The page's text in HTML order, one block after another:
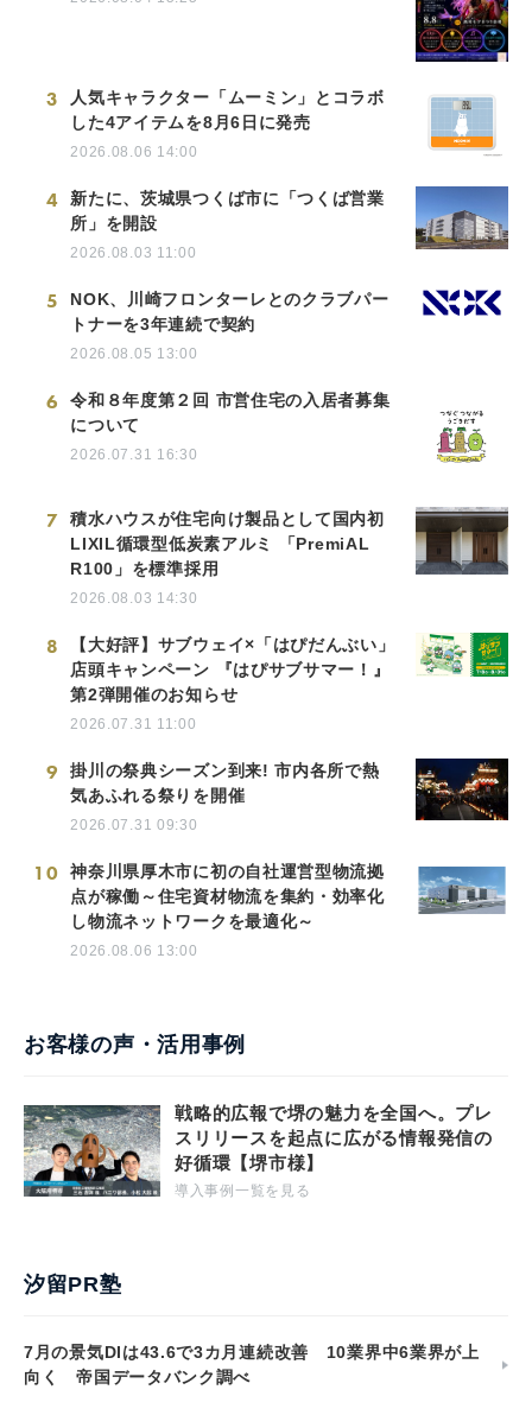
3
人気キャラクター「ムーミン」とコラボ
した4アイテムを8月6日に発売
2026.08.06 14:00
4
新たに、茨城県つくば市に「つくば営業
所」を開設
2026.08.03 11:00
5
NOK、川崎フロンターレとのクラブパー
トナーを3年連続で契約
2026.08.05 13:00
6
令和８年度第２回 市営住宅の入居者募集
について
2026.07.31 16:30
7
積水ハウスが住宅向け製品として国内初
LIXIL循環型低炭素アルミ 「PremiAL
R100」を標準採用
2026.08.03 14:30
8
【大好評】サブウェイ×「はぴだんぶい」
店頭キャンペーン 『はぴサブサマー！』
第2弾開催のお知らせ
2026.07.31 11:00
9
掛川の祭典シーズン到来! 市内各所で熱
気あふれる祭りを開催
2026.07.31 09:30
10
神奈川県厚木市に初の自社運営型物流拠
点が稼働～住宅資材物流を集約・効率化
し物流ネットワークを最適化～
2026.08.06 13:00
お客様の声・活用事例
戦略的広報で堺の魅力を全国へ。プレ
スリリースを起点に広がる情報発信の
好循環【堺市様】
導入事例一覧を見る
汐留PR塾
7月の景気DIは43.6で3カ月連続改善 10業界中6業界が上
向く 帝国データバンク調べ